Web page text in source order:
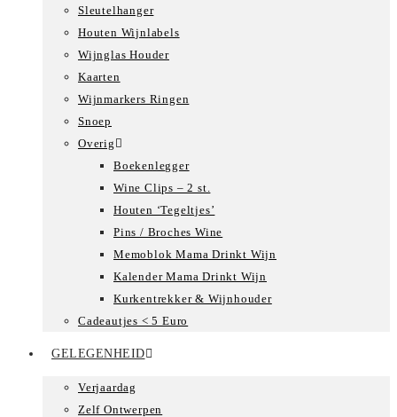
Sleutelhanger
Houten Wijnlabels
Wijnglas Houder
Kaarten
Wijnmarkers Ringen
Snoep
Overig
Boekenlegger
Wine Clips – 2 st.
Houten ‘Tegeltjes’
Pins / Broches Wine
Memoblok Mama Drinkt Wijn
Kalender Mama Drinkt Wijn
Kurkentrekker & Wijnhouder
Cadeautjes < 5 Euro
GELEGENHEID
Verjaardag
Zelf Ontwerpen